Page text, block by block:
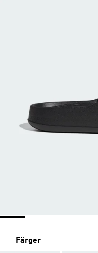
Färger